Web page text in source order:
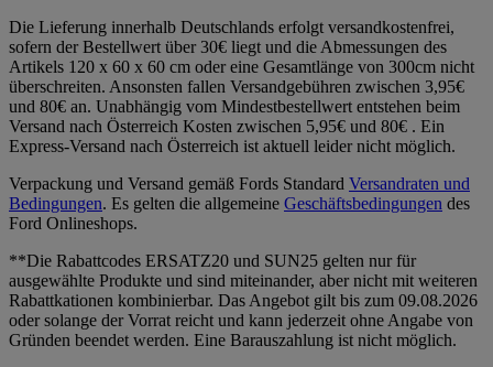
Die Lieferung innerhalb Deutschlands erfolgt versandkostenfrei,
sofern der Bestellwert über 30€ liegt und die Abmessungen des
Artikels 120 x 60 x 60 cm oder eine Gesamtlänge von 300cm nicht
überschreiten. Ansonsten fallen Versandgebühren zwischen 3,95€
und 80€ an. Unabhängig vom Mindestbestellwert entstehen beim
Versand nach Österreich Kosten zwischen 5,95€ und 80€ . Ein
Express-Versand nach Österreich ist aktuell leider nicht möglich.
Verpackung und Versand gemäß Fords Standard Versandraten und
Bedingungen. Es gelten die allgemeine Geschäftsbedingungen des
Ford Onlineshops.
**Die Rabattcodes ERSATZ20 und SUN25 gelten nur für
ausgewählte Produkte und sind miteinander, aber nicht mit weiteren
Rabattkationen kombinierbar. Das Angebot gilt bis zum 09.08.2026
oder solange der Vorrat reicht und kann jederzeit ohne Angabe von
Gründen beendet werden. Eine Barauszahlung ist nicht möglich.